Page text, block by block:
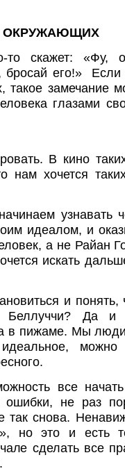
ОКРУЖАЮЩИХ
то скажет: «Фу,
его!» Если
замечание
глазами
В кино
нам хочется
узнавать
идеалом, и
а не Райан
искать
и понять,
Да и
в пижаме. Мы
можно
все
не раз
так снова.
но это и есть
сделать все